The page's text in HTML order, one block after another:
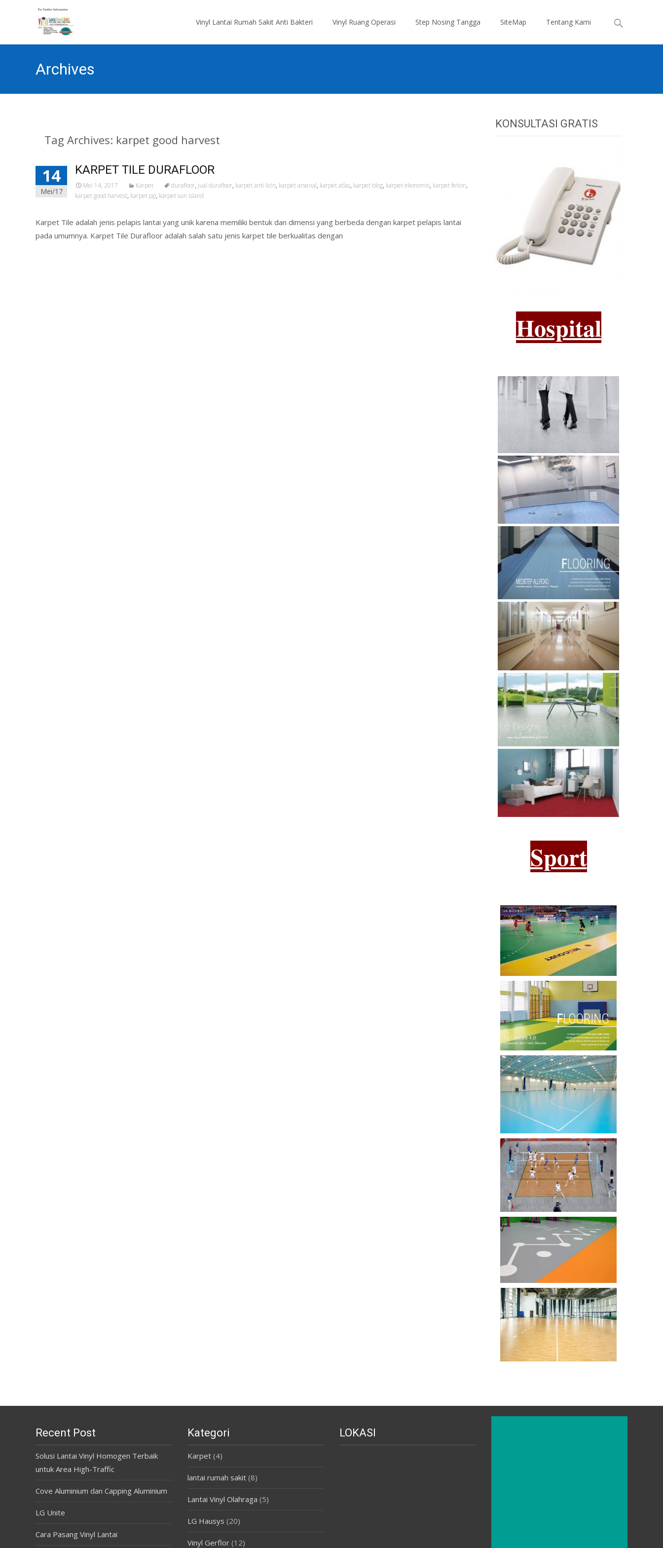
Vinyl Lantai Rumah Sakit Anti Bakteri Vinyl Ruang Operasi Step Nosing Tangga SiteMap Tentang Kami
Search
Archives
Tag Archives: karpet good harvest
14
Mei/17
KARPET TILE DURAFLOOR
Mei 14, 2017 Karpet durafloor, jual durafloor, karpet anti licin, karpet arsenal, karpet atlas, karpet blog, karpet ekonomis, karpet fetion,
karpet good harvest, karpet pp, karpet sun island
Karpet Tile adalah jenis pelapis lantai yang unik karena memiliki bentuk dan dimensi yang berbeda dengan karpet pelapis lantai
pada umumnya. Karpet Tile Durafloor adalah salah satu jenis karpet tile berkualitas dengan
KONSULTASI GRATIS
Hospital
Sport
Recent Post
Solusi Lantai Vinyl Homogen Terbaik
untuk Area High-Traffic
Cove Aluminium dan Capping Aluminium
LG Unite
Cara Pasang Vinyl Lantai
Kategori
Karpet (4)
lantai rumah sakit (8)
Lantai Vinyl Olahraga (5)
LG Hausys (20)
Vinyl Gerflor (12)
LOKASI